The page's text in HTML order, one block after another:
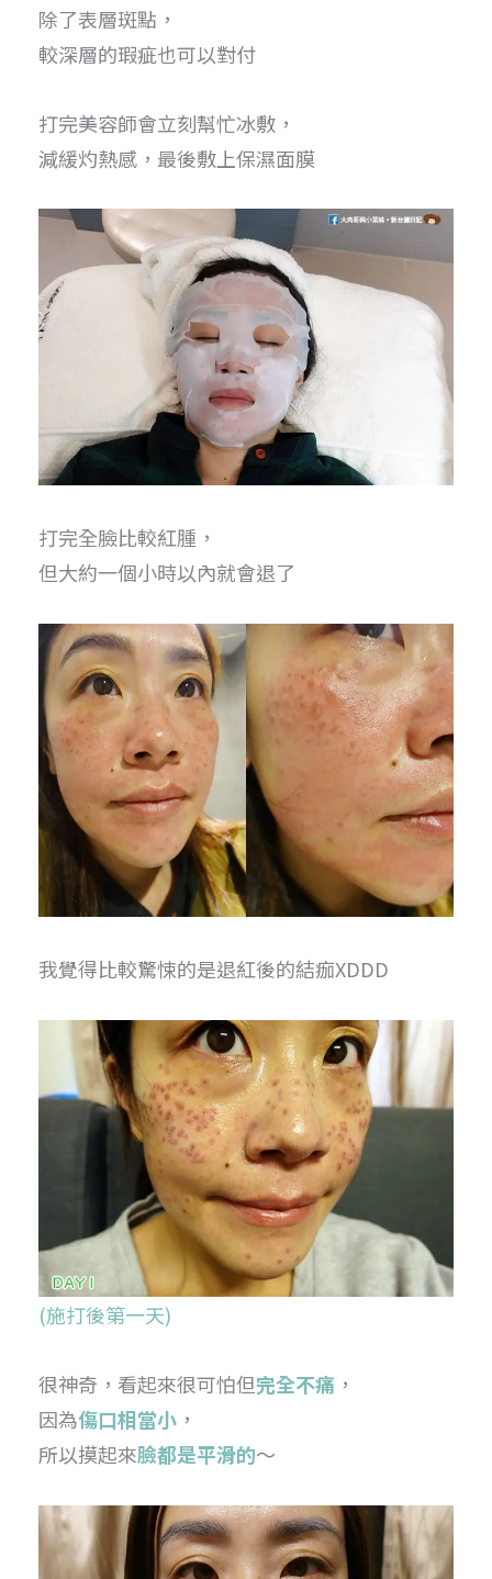
除了表層斑點，
較深層的瑕疵也可以對付
打完美容師會立刻幫忙冰敷，
減緩灼熱感，最後敷上保濕面膜
打完全臉比較紅腫，
但大約一個小時以內就會退了
我覺得比較驚悚的是退紅後的結痂XDDD
(施打後第一天)
很神奇，看起來很可怕但完全不痛 ，
因為傷口相當小 ，
所以摸起來臉都是平滑的～